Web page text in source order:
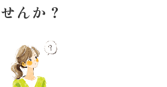
せんか？